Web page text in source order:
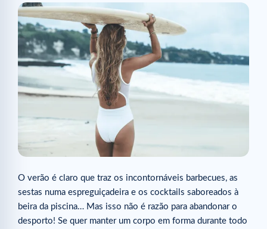
O verão é claro que traz os incontornáveis barbecues, as
sestas numa espreguiçadeira e os cocktails saboreados à
beira da piscina… Mas isso não é razão para abandonar o
desporto! Se quer manter um corpo em forma durante todo